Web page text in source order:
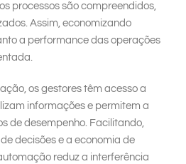
processos são compreendidos,
Assim, economizando
a performance das operações
os gestores têm acesso a
informações e permitem a
de desempenho. Facilitando,
decisões e a economia de
reduz a interferência